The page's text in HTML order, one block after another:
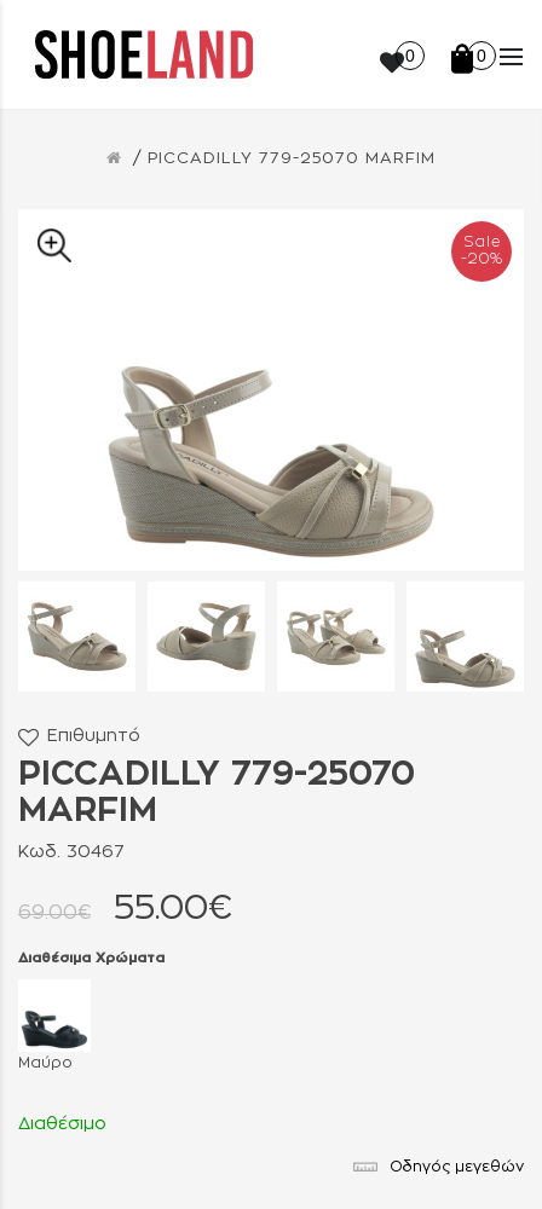
0 0
PICCADILLY 779-25070 MARFIM
Sale
-20%
Επιθυμητό
PICCADILLY 779-25070
MARFIM
Κωδ. 30467
69.00€ 55.00€
Διαθέσιμα Χρώματα
Μαύρο
Διαθέσιμο
Οδηγός μεγεθών